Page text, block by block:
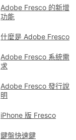
Adobe Fresco 的新增
功能
什麼是 Adobe Fresco
Adobe Fresco 系統需
求
Adobe Fresco 發行說
明
iPhone 版 Fresco
鍵盤快速鍵